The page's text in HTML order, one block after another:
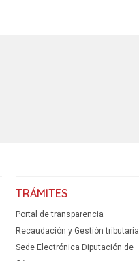
TRÁMITES
Portal de transparencia
Recaudación y Gestión tributaria
Sede Electrónica Diputación de